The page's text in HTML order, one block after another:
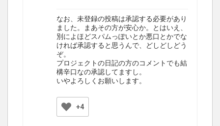
なお、未登録の投稿は承認する必要があり
ました。まあその方が安心か。とはいえ、
別によほどスパムっぽいとか悪口とかでな
ければ承認すると思うんで、どしどしどう
ぞ。
プロジェクトの日記の方のコメントでも結
構辛口なの承認してますし。
いやよろしくお願いします。
+4